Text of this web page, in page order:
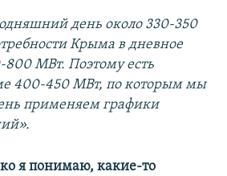
день около 330-350
Крыма в дневное
800 МВт. Поэтому есть
400-450 МВт, по которым мы
применяем графики
.
я понимаю, какие-то